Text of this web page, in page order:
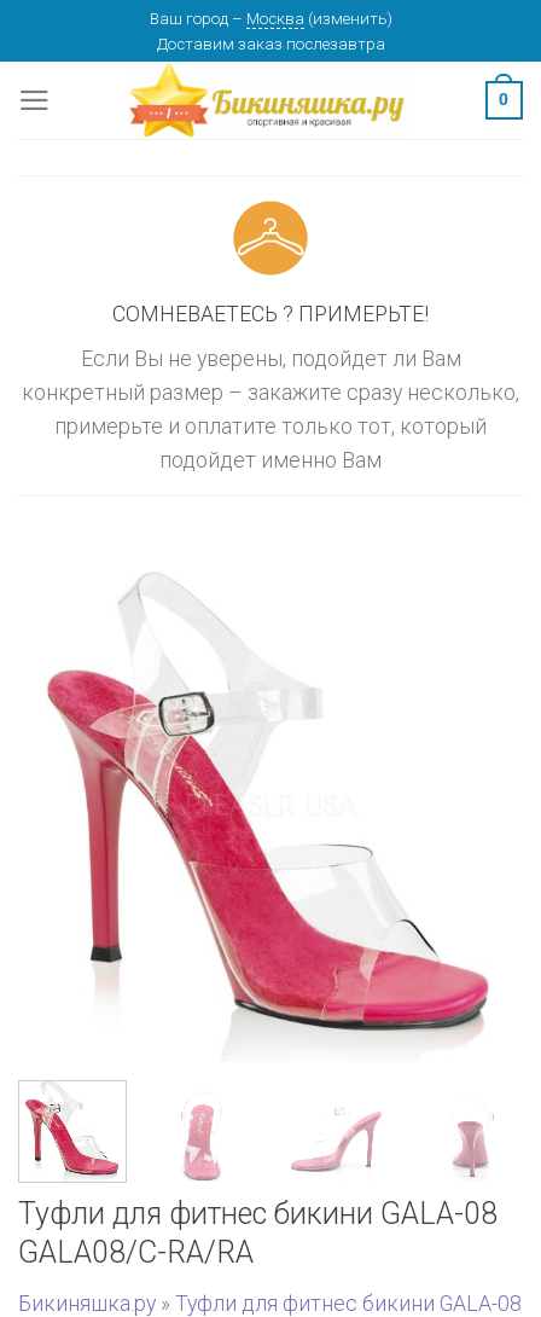
content
Ваш город – Москва (изменить)
Доставим заказ послезавтра
0
СОМНЕВАЕТЕСЬ ? ПРИМЕРЬТЕ!
Если Вы не уверены, подойдет ли Вам
конкретный размер – закажите сразу несколько,
примерьте и оплатите только тот, который
подойдет именно Вам
Туфли для фитнес бикини GALA-08
GALA08/C-RA/RA
Бикиняшка.ру » Туфли для фитнес бикини GALA-08
изменить